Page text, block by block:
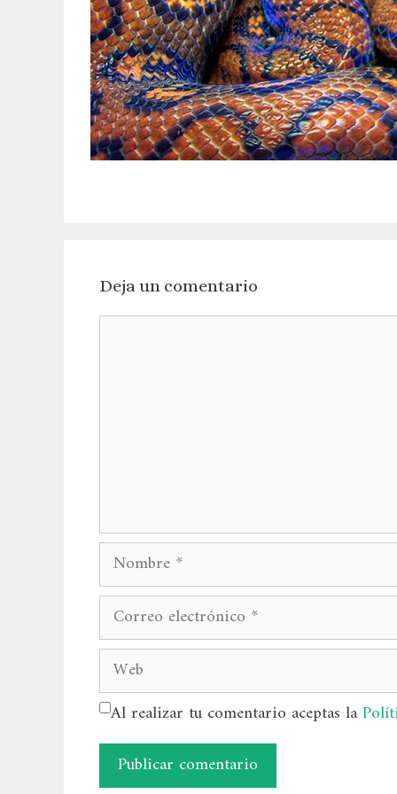
Deja un comentario
Comentario
Nombre
Correo
electrónico
Web
Al realizar tu comentario aceptas la